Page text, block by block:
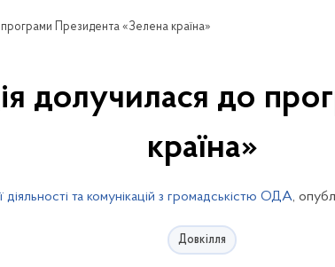
Президента «Зелена країна»
долучилася до
країна»
діяльності та комунікацій з громадськістю ОДА,
Довкілля